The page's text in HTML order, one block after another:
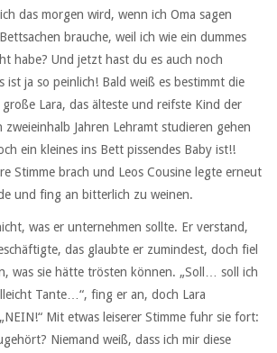
das morgen wird, wenn ich Oma sagen
brauche, weil ich wie ein dummes
habe? Und jetzt hast du es auch noch
ist ja so peinlich! Bald weiß es bestimmt die
große Lara, das älteste und reifste Kind der
zweieinhalb Jahren Lehramt studieren gehen
ein kleines ins Bett pissendes Baby ist!!
Stimme brach und Leos Cousine legte erneut
und fing an bitterlich zu weinen.
was er unternehmen sollte. Er verstand,
das glaubte er zumindest, doch fiel
was sie hätte trösten können. „Soll… soll ich
Tante…“, fing er an, doch Lara
Mit etwas leiserer Stimme fuhr sie fort:
Niemand weiß, dass ich mir diese